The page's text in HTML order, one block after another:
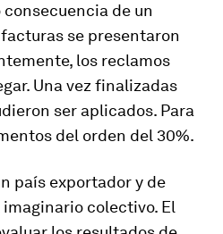
de un
se presentaron
los reclamos
Una vez finalizadas
ser aplicados. Para
del orden del 30%.
país exportador y de
colectivo. El